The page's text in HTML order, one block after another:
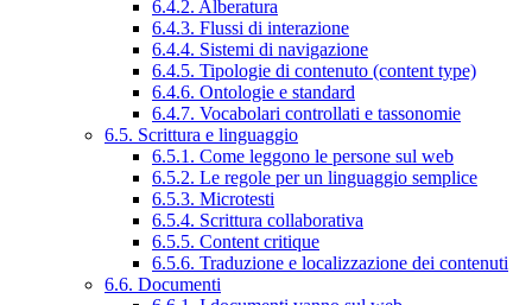
6.4.2. Alberatura
6.4.3. Flussi di interazione
6.4.4. Sistemi di navigazione
6.4.5. Tipologie di contenuto (content type)
6.4.6. Ontologie e standard
6.4.7. Vocabolari controllati e tassonomie
6.5. Scrittura e linguaggio
6.5.1. Come leggono le persone sul web
6.5.2. Le regole per un linguaggio semplice
6.5.3. Microtesti
6.5.4. Scrittura collaborativa
6.5.5. Content critique
6.5.6. Traduzione e localizzazione dei contenuti
6.6. Documenti